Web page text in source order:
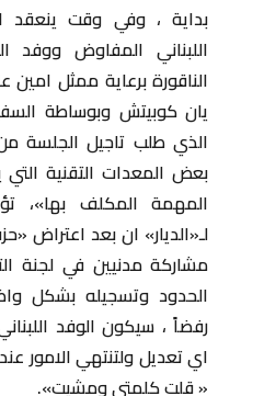
بداية ، وفي وقت ينعقد
اللبناني المفاوض ووفد
الناقورة برعاية ممثل امين
يان كوبيتش وبوساطة
الذي طلب تاجيل الجلسة
بعض المعدات التقنية
المهمة المكلف بها»،
لـ«الديار» ان بعد اعتراض
مشاركة مدنيين في لجنة
الحدود وتسجيله بشكل
رفضاً ، سيكون الوفد
اي تعديل ولتنتهي الامور
« قلت كلمتي ومشيت».